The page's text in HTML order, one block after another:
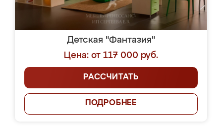
Детская "Фантазия"
Цена: от 117 000 руб.
РАССЧИТАТЬ
ПОДРОБНЕЕ